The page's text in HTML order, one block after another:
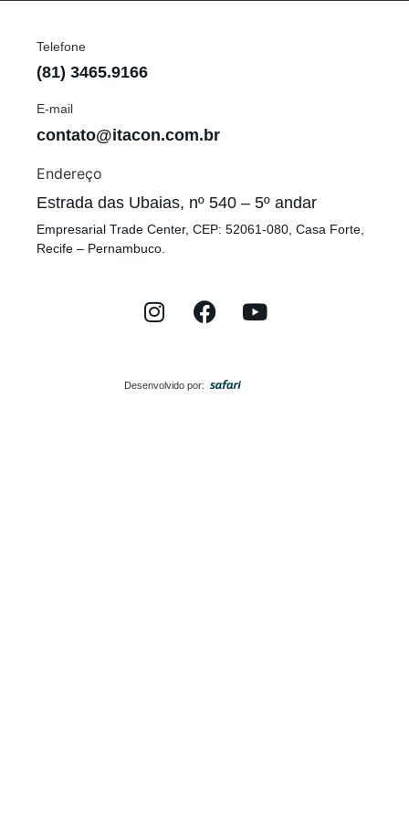
Telefone
(81) 3465.9166
E-mail
contato@itacon.com.br
Endereço
Estrada das Ubaias, nº 540 – 5º andar
Empresarial Trade Center, CEP: 52061-080, Casa Forte,
Recife – Pernambuco.
Desenvolvido por: